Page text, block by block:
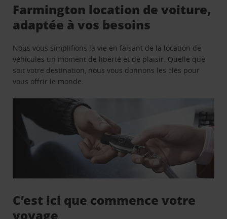
Farmington location de voiture,
adaptée à vos besoins
Nous vous simplifions la vie en faisant de la location de
véhicules un moment de liberté et de plaisir. Quelle que
soit votre destination, nous vous donnons les clés pour
vous offrir le monde.
C’est ici que commence votre
voyage